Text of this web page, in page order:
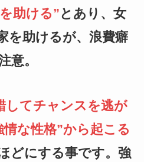
助ける”とあり、女
を助けるが、浪費癖
意。
してチャンスを逃が
な性格”から起こる
どにする事です。強